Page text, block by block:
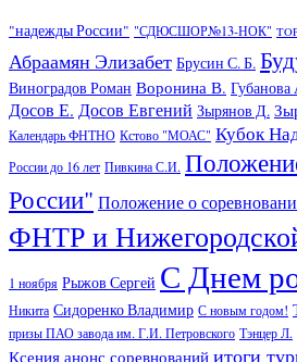
"надежды России" "СДЮСШОР№13-НОК"
Абраамян Элизабет Брусин С. Б.
Виноградов Роман Воронина В.
Досов Е. Досов Евгений Зырянов Д.
Календарь ФНТНО Кстово "МОАС" Кубок
России до 16 лет Пивкина С.И.
России" Положение о
ФНТР и
1 ноября Рыжов Сергей С Днем
Никита Сидоренко Владимир С новым годом!
призы ПАО завода им. Г.И. Петровского Тэнцер Л.
Ксения анонс соревнований итоги